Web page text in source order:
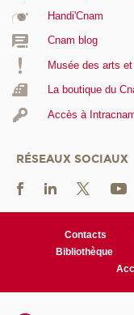
Handi'Cnam
Cnam blog
Musée des arts
La boutique du
Accès à
RÉSEAUX SOCIAUX
Contacts
Bibliothèque